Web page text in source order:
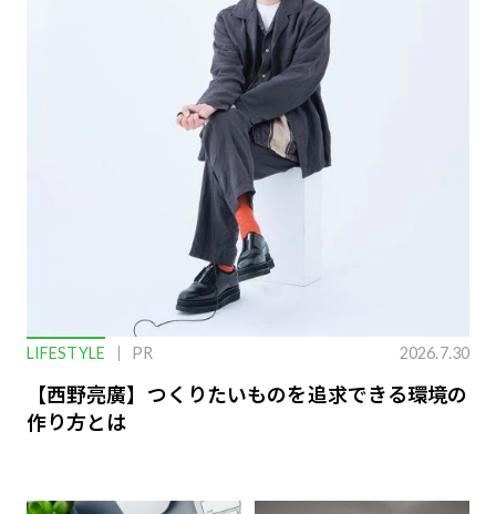
LIFESTYLE PR 2026.7.30
【西野亮廣】つくりたいものを追求できる環境の
作り方とは